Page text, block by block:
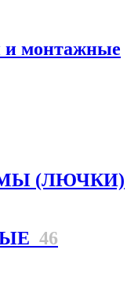
и монтажные
(ЛЮЧКИ)
46